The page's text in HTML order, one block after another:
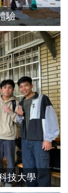
驗
技大學